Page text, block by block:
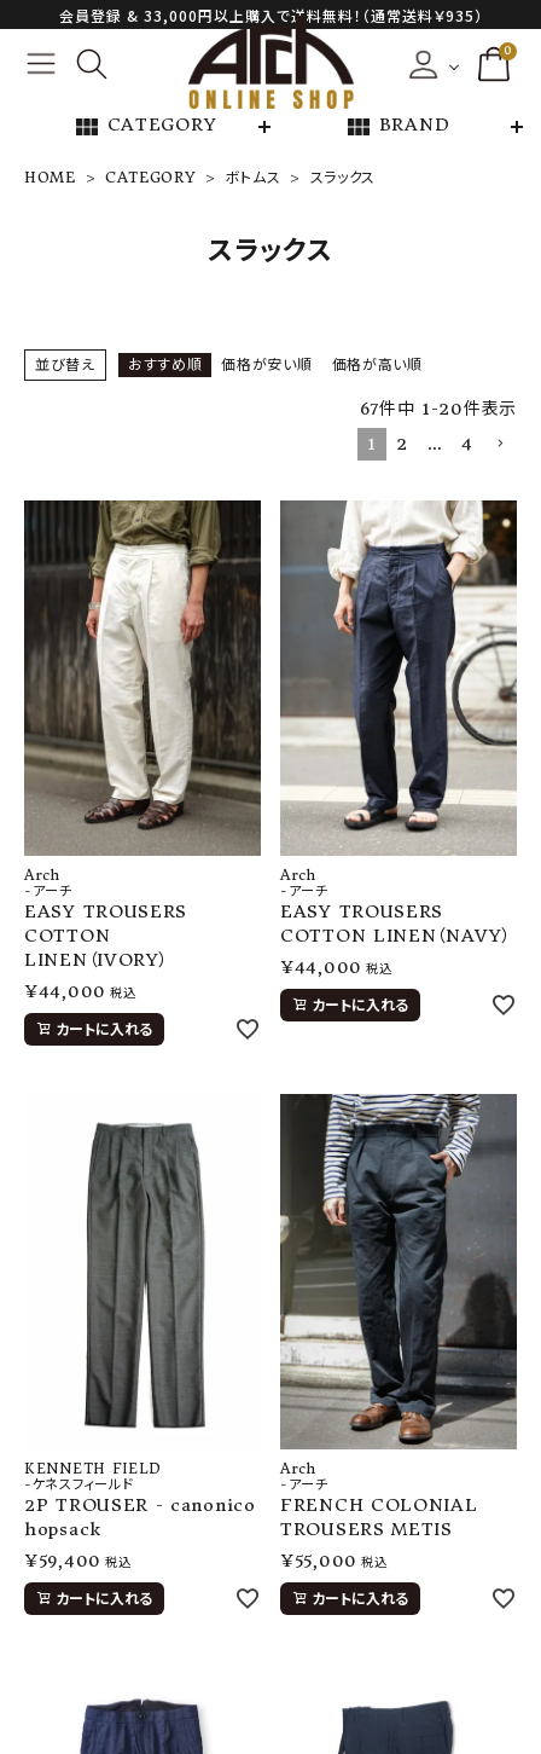
会員登録 & 33,000円以上購入で送料無料！（通常送料￥935）
0
view_module CATEGORY view_module BRAND
BRAND
INFORMATION
ご利用ガイド
プライバシーポリシー
特定商取引法について
お問い合わせ
OFFICIAL WEB SITE
ACCOUNT MENU
ようこそ ゲスト 様
meeting_room ログイン 会員登録
HOME CATEGORY ボトムス スラックス
スラックス
並び替え おすすめ順 価格が安い順 価格が高い順
67件中 1-20件表示
1
2 … 4
Arch
-アーチ
EASY TROUSERS
COTTON
LINEN（IVORY）
¥44,000 税込
カートに入れる
Arch
-アーチ
EASY TROUSERS
COTTON LINEN（NAVY）
¥44,000 税込
カートに入れる
KENNETH FIELD
-ケネスフィールド
2P TROUSER - canonico
hopsack
¥59,400 税込
カートに入れる
Arch
-アーチ
FRENCH COLONIAL
TROUSERS METIS
¥55,000 税込
カートに入れる